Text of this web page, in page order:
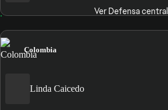
Ver Defensa central
Colombia
Linda Caicedo